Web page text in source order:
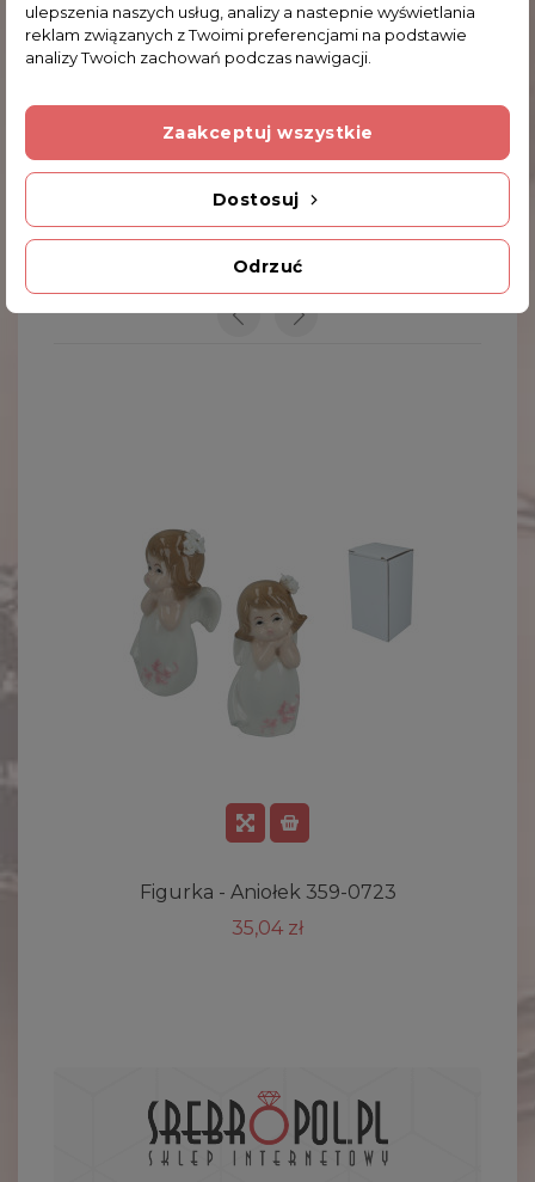
Komentarze (0)
Na razie nie dodano żadnej recenzji.
Dodatkowe Informacje
INNE PRODUKTY W TEJ SAMEJ KATEGORII
Figurka - Aniołek 359-0723
35,04 zł
ulepszenia naszych usług, analizy a nastepnie wyświetlania
reklam związanych z Twoimi preferencjami na podstawie
analizy Twoich zachowań podczas nawigacji.
Odrzuć
Dostosuj
Zaakceptuj wszystkie